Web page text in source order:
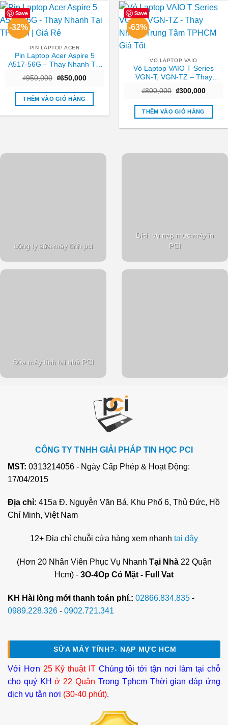
Save
-32%
PIN LAPTOP ACER
Pin Laptop Acer Aspire 5
A517-56G – Thay Nhanh Tại
TPHCM | Giá Rẻ
₫950,000 Giá
là:
₫950,000.
₫650,000Giá
tại
₫650,000.
THÊM VÀO GIỎ HÀNG
Save
-63%
VO LAPTOP VAIO
Vỏ Laptop VAIO T Series
VGN-T, VGN-TZ – Thay
Nhanh Trung Tâm TPHCM
Giá Tốt
₫800,000 Giá
là:
₫800,000.
₫300,000Giá
tại
THÊM VÀO GIỎ HÀNG
công ty sửa máy tính pci
Dịch vụ nạp mực máy in
PCI
Sửa máy tính tại nhà PCI
CÔNG TY TNHH GIẢI PHÁP TIN HỌC PCI
MST: 0313214056 - Ngày Cấp Phép & Hoạt Động:
17/04/2015
Địa chỉ: 415a Đ. Nguyễn Văn Bá, Khu Phố 6, Thủ Đức, Hồ
Chí Minh, Việt Nam
12+ Địa chỉ chuỗi cửa hàng xem nhanh tại đây
(Hơn 20 Nhân Viên Phục Vụ Nhanh Tại Nhà22 Quận
Hcm) - 3O-4Op Có Mặt - Full Vat
KH Hài lòng mới thanh toán phí.: 02866.834.835 -
0989.228.326 - 0902.721.341
SỬA MÁY TÍNH?- NẠP MỰC HCM
Với Hơn 25 Kỹ thuật IT Chúng tôi tới tận nơi làm tại chỗ
cho quý KHở 22 Quận Trong Tphcm Thời gian đáp ứng
dịch vụ tận nơi (30-40 phút).